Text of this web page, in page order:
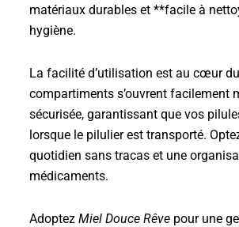
matériaux durables et **facile à
hygiène.
La facilité d’utilisation est au cœur du
compartiments s’ouvrent facilement
sécurisée, garantissant que vos
lorsque le pilulier est transporté.
quotidien sans tracas et une
médicaments.
Adoptez Miel Douce Rêve pour une